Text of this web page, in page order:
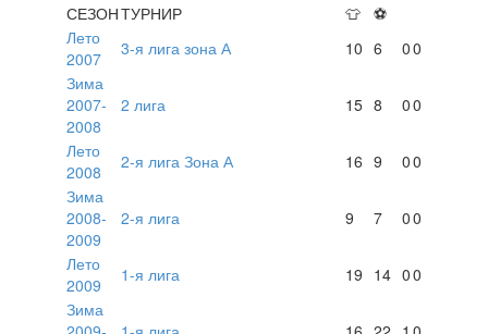
СЕЗОНТУРНИР 👕 ⚽
Лето
2007
3-я лига зона А 10 6 00
Зима
2007-
2008
2 лига 15 8 00
Лето
2008
2-я лига Зона А 16 9 00
Зима
2008-
2009
2-я лига 9 7 00
Лето
2009
1-я лига 19 14 00
Зима